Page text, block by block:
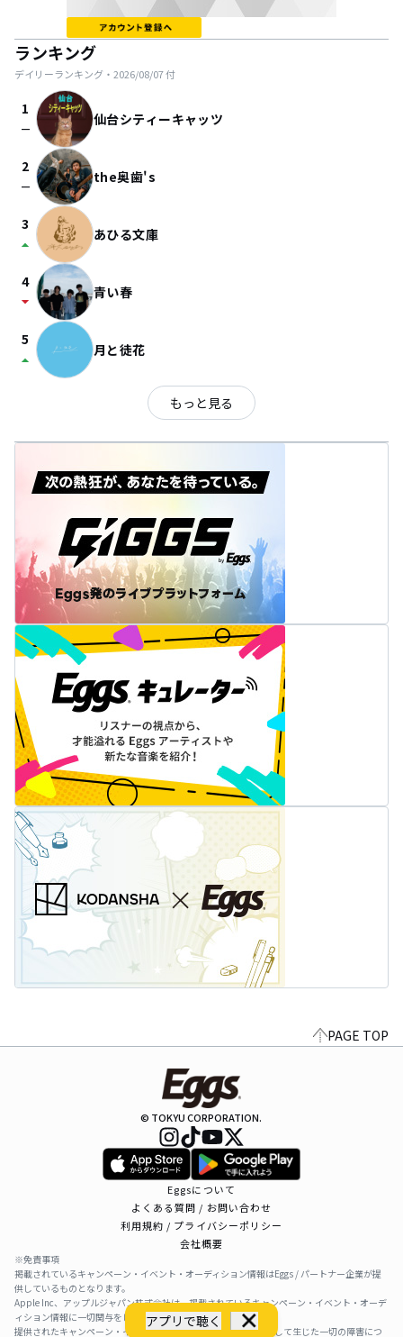
アプリで聴く
ランキング
デイリーランキング・ 2026/08/07付
1
check_indeterminate_small 仙台シティーキャッツ
2
check_indeterminate_small the奥歯's
3
arrow_drop_up あひる文庫
4
arrow_drop_down 青い春
5
arrow_drop_up 月と徒花
もっと見る
PAGE TOP
© TOKYU CORPORATION.
Eggsについて
よくある質問 / お問い合わせ
利用規約 / プライバシーポリシー
会社概要
※免責事項
掲載されているキャンペーン・イベント・オーディション情報はEggs / パートナー企業が提
供しているものとなります。
Apple Inc、アップルジャパン株式会社は、掲載されているキャンペーン・イベント・オーデ
ィション情報に一切関与をしておりません。
提供されたキャンペーン・イベント・オーディション情報を利用して生じた一切の障害につ